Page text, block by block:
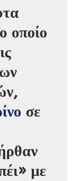
οποίο
σε
με